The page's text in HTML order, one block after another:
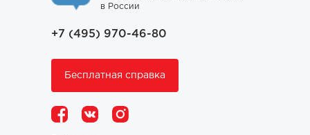
в России
+7 (495) 970-46-80
Бесплатная справка